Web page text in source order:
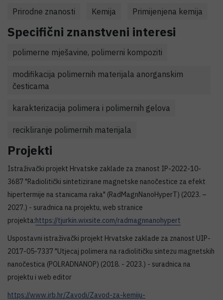
Prirodne znanosti Kemija Primijenjena kemija
Specifični znanstveni interesi
polimerne mješavine, polimerni kompoziti
modifikacija polimernih materijala anorganskim
česticama
karakterizacija polimera i polimernih gelova
recikliranje polimernih materijala
Projekti
Istraživački projekt Hrvatske zaklade za znanost IP-2022-10-
3687 "Radiolitički sintetizirane magnetske nanočestice za efekt
hipertermije na stanicama raka" (RadMagnNanoHyperT) (2023. –
2027.) - suradnica na projektu, web stranice
projekta:https://tjurkin.wixsite.com/radmagnnanohypert
Uspostavni istraživački projekt Hrvatske zaklade za znanost UIP-
2017-05-7337 "Utjecaj polimera na radiolitičku sintezu magnetskih
nanočestica (POLRADNANOP) (2018. - 2023.) - suradnica na
projektu i web editor
https://www.irb.hr/Zavodi/Zavod-za-kemiju-